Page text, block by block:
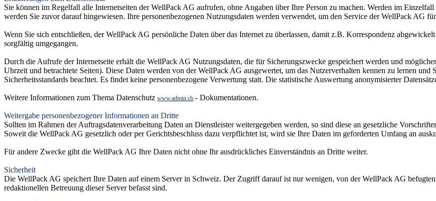
Sie können im Regelfall alle Internetseiten der WellPack AG aufrufen, ohne Angaben über Ihre Person zu machen. Werden im
werden Sie zuvor darauf hingewiesen. Ihre personenbezogenen Nutzungsdaten werden verwendet, um den Service der WellPack AG
Wenn Sie sich entschließen, der WellPack AG persönliche Daten über das Internet zu überlassen, damit z.B. Korrespondenz
sorgfältig umgegangen.
Durch die Aufrufe der Internetseite erhält die WellPack AG Nutzungsdaten, die für Sicherungszwecke gespeichert werden und
Uhrzeit und betrachtete Seiten). Diese Daten werden von der WellPack AG ausgewertet, um das Nutzerverhalten kennen zu lernen
Sicherheitsstandards beachtet. Es findet keine personenbezogene Verwertung statt. Die statistische Auswertung anonymisierter
Weitere Informationen zum Thema Datenschutz www.admin.ch - Dokumentationen.
Weitergabe personenbezogener Informationen an Dritte
Sollten im Rahmen der Auftragsdatenverarbeitung Daten an Dienstleister weitergegeben werden, so sind diese an gesetzliche
Soweit die WellPack AG gesetzlich oder per Gerichtsbeschluss dazu verpflichtet ist, wird sie Ihre Daten im geforderten Umfang an
Für andere Zwecke gibt die WellPack AG Ihre Daten nicht ohne Ihr ausdrückliches Einverständnis an Dritte weiter.
Sicherheit
Die WellPack AG speichert Ihre Daten auf einem Server in Schweiz. Der Zugriff darauf ist nur wenigen, von der WellPack AG
redaktionellen Betreuung dieser Server befasst sind.